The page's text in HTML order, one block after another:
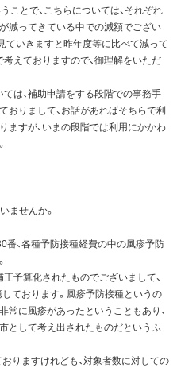
ことで、こちらについては、それぞれ
減ってきている中での減額でござい
ていきますと昨年度等に比べて減って
えておりますので、御理解をいただ
は、補助申請をする段階での事務手
りまして、お話があればそちらで利
ますが、いまの段階では利用にかかわ
ませんか。
番、各種予防接種経費の中の風疹予防
予算化されたものでございまして、
ております。風疹予防接種というの
常に風疹があったということもあり、
として考え出されたものだというふ
りますけれども、対象者数に対しての